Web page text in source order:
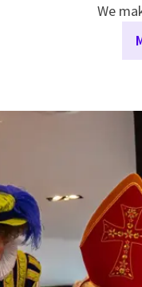
We